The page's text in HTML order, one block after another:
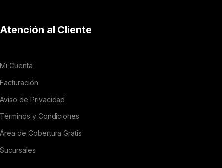
Atención al Cliente
Mi Cuenta
Facturación
Aviso de Privacidad
Términos y Condiciones
Área de Cobertura Gratis
Sucursales